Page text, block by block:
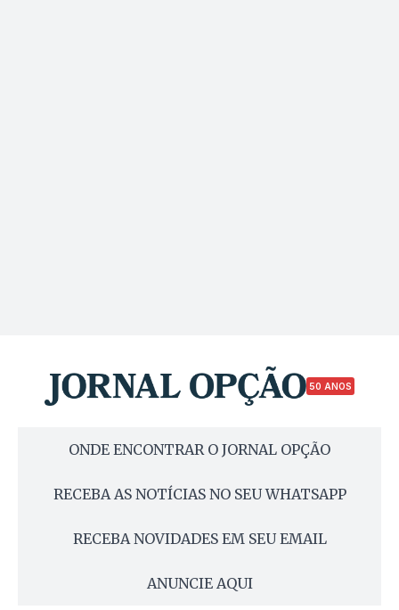
50 ANOS
ONDE ENCONTRAR O JORNAL OPÇÃO
RECEBA AS NOTÍCIAS NO SEU WHATSAPP
RECEBA NOVIDADES EM SEU EMAIL
ANUNCIE AQUI